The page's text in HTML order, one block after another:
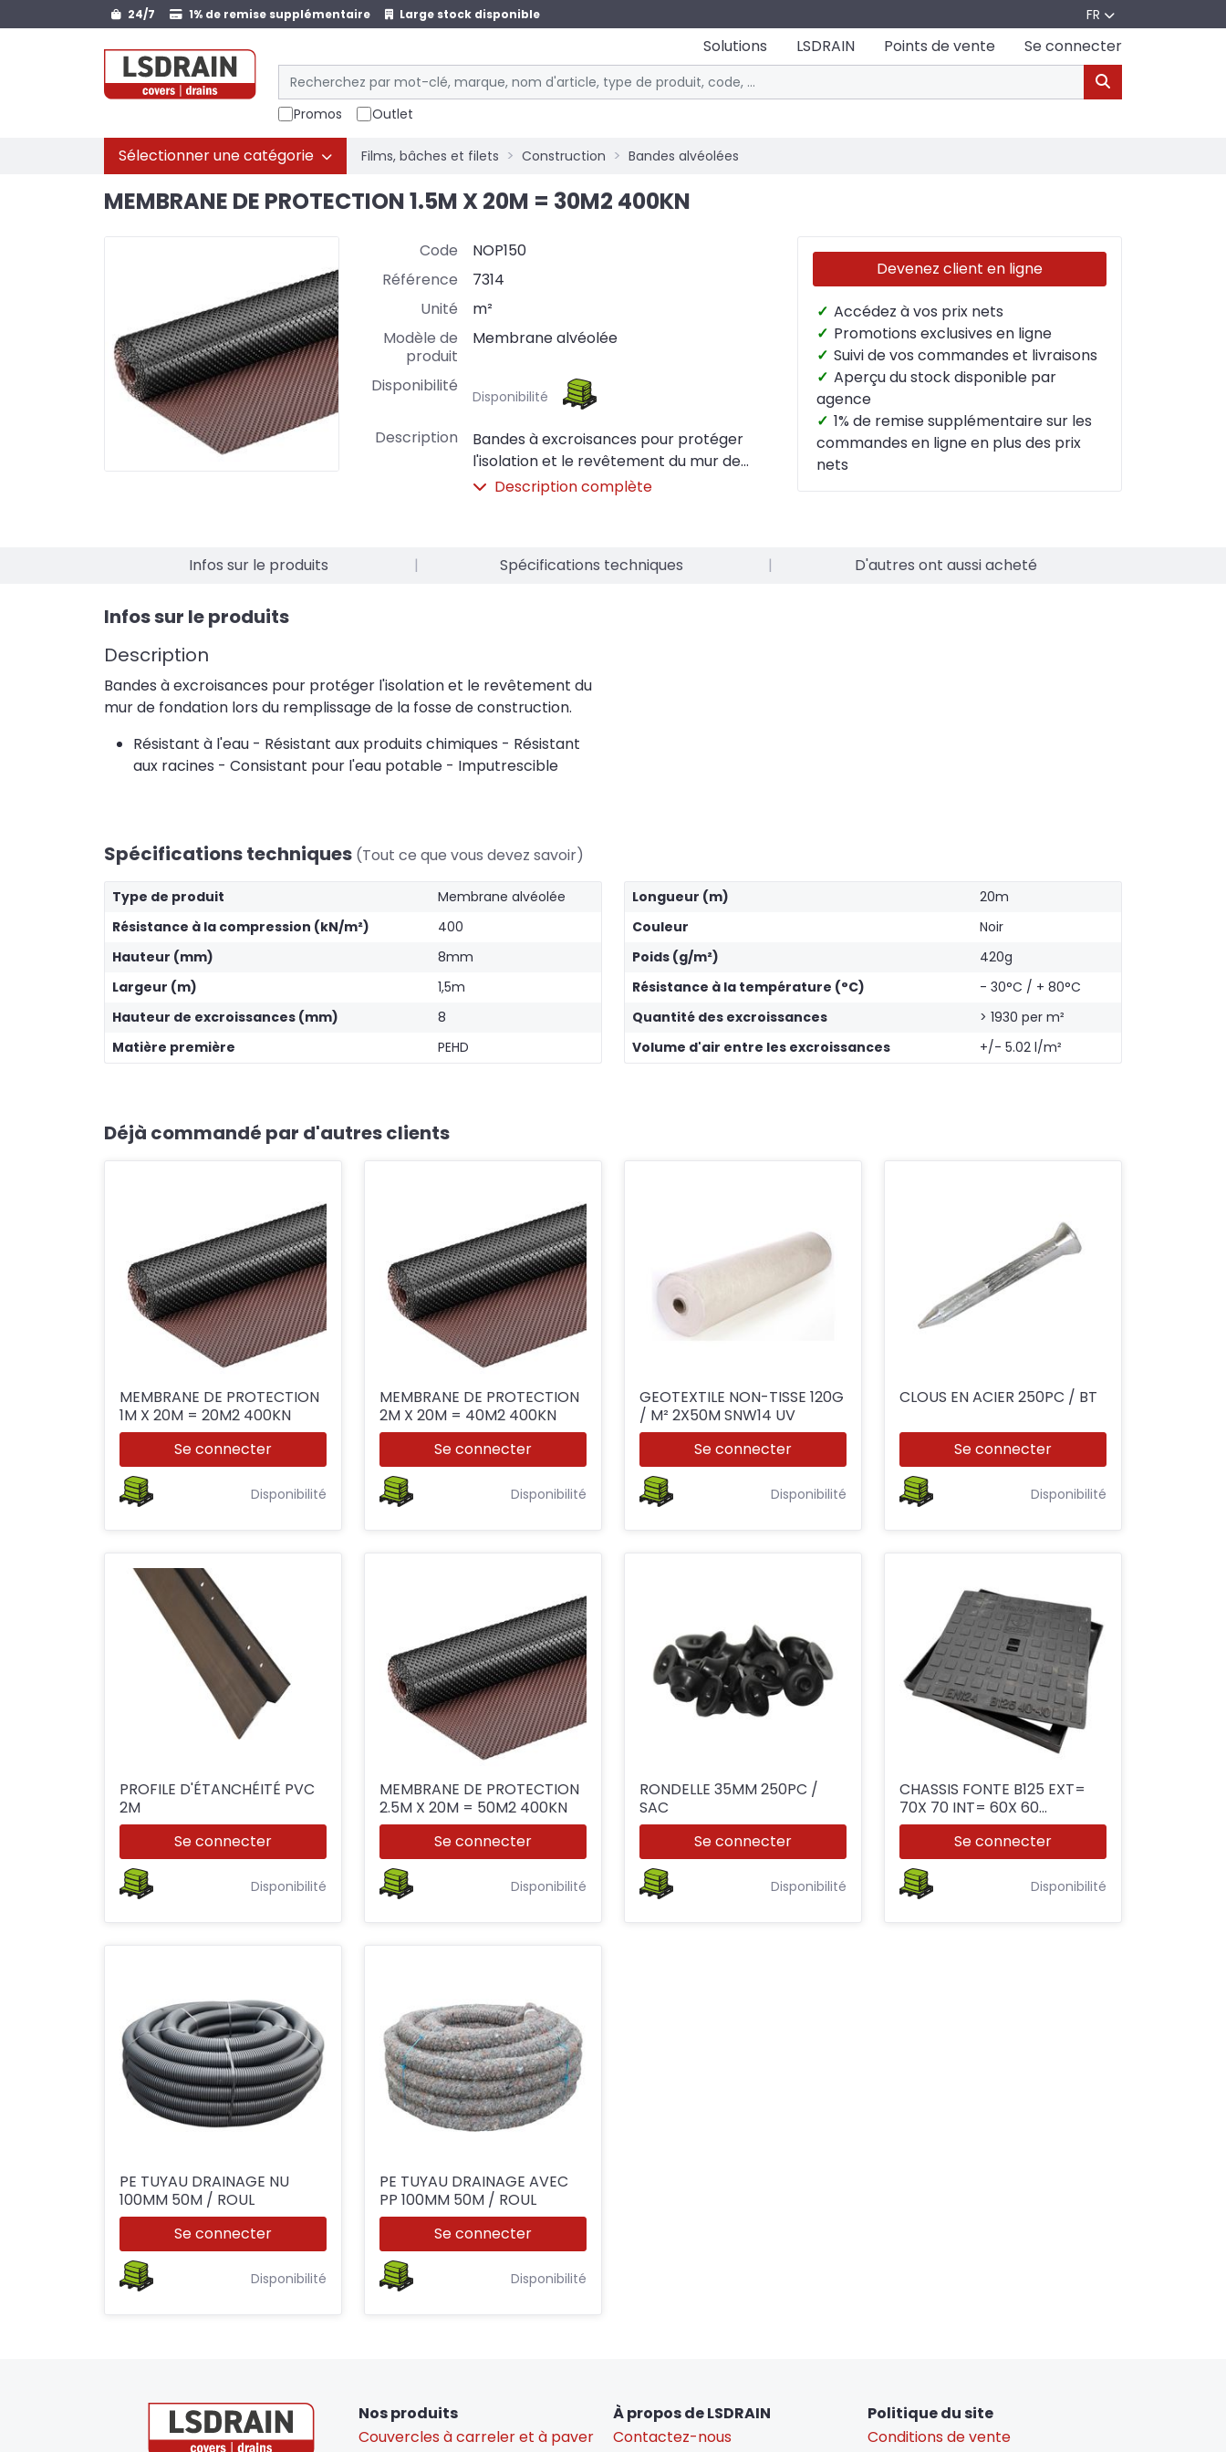
24/7 1% de remise supplémentaire Large stock disponible FR
Solutions LSDRAIN Points de vente Se connecter
Promos Outlet
Sélectionner une catégorie Films, bâches et filets Construction Bandes alvéolées
MEMBRANE DE PROTECTION 1.5M X 20M = 30M2 400KN
Code
NOP150
Référence
7314
Unité
m²
Modèle de
produit
Membrane alvéolée
Disponibilité
Disponibilité
Description
Bandes à excroisances pour protéger
l'isolation et le revêtement du mur de
fondation lors du remplissage de la fosse
l'eau potable - Imputrescible
Description complète
Devenez client en ligne
✓ Accédez à vos prix nets
✓ Promotions exclusives en ligne
✓ Suivi de vos commandes et livraisons
✓ Aperçu du stock disponible par
agence
✓ 1% de remise supplémentaire sur les
commandes en ligne en plus des prix
nets
Infos sur le produits | Spécifications techniques | D'autres ont aussi acheté
Infos sur le produits
Description
Bandes à excroisances pour protéger l'isolation et le revêtement du
mur de fondation lors du remplissage de la fosse de construction.
Résistant à l'eau - Résistant aux produits chimiques - Résistant
aux racines - Consistant pour l'eau potable - Imputrescible
Spécifications techniques (Tout ce que vous devez savoir)
Type de produit
Membrane alvéolée
Résistance à la compression (kN/m²)
400
Hauteur (mm)
8mm
Largeur (m)
1,5m
Hauteur de excroissances (mm)
8
Matière première
PEHD
Longueur (m)
20m
Couleur
Noir
Poids (g/m²)
420g
Résistance à la température (°C)
- 30°C / + 80°C
Quantité des excroissances
> 1930 per m²
Volume d'air entre les excroissances
+/- 5.02 l/m²
Déjà commandé par d'autres clients
MEMBRANE DE PROTECTION
1M X 20M = 20M2 400KN
Se connecter
Disponibilité
MEMBRANE DE PROTECTION
2M X 20M = 40M2 400KN
Se connecter
Disponibilité
GEOTEXTILE NON-TISSE 120G
/ M² 2X50M SNW14 UV
Se connecter
Disponibilité
CLOUS EN ACIER 250PC / BT
Se connecter
Disponibilité
PROFILE D'ÉTANCHÉITÉ PVC
2M
Se connecter
Disponibilité
MEMBRANE DE PROTECTION
2.5M X 20M = 50M2 400KN
Se connecter
Disponibilité
RONDELLE 35MM 250PC /
SAC
Se connecter
Disponibilité
CHASSIS FONTE B125 EXT=
70X 70 INT= 60X 60
H=50MM
Se connecter
Disponibilité
PE TUYAU DRAINAGE NU
100MM 50M / ROUL
Se connecter
Disponibilité
PE TUYAU DRAINAGE AVEC
PP 100MM 50M / ROUL
Se connecter
Disponibilité
Nos produits
Couvercles à carreler et à paver
À propos de LSDRAIN
Contactez-nous
Politique du site
Conditions de vente